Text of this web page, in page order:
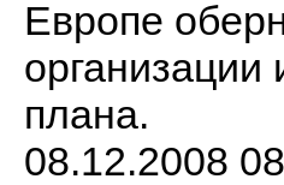
Европе
организации
плана.
08.12.2008